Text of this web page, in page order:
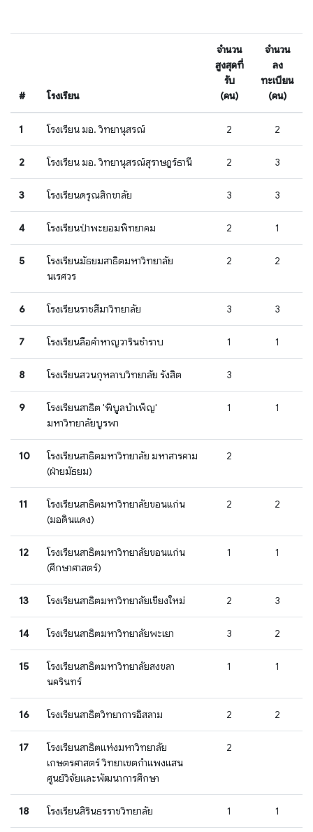
# โรงเรียน
จำนวน
สูงสุดที่
รับ
(คน)
จำนวน
ลง
ทะเบียน
(คน)
1 โรงเรียน มอ. วิทยานุสรณ์ 2 2
2 โรงเรียน มอ. วิทยานุสรณ์สุราษฎร์ธานี 2 3
3 โรงเรียนดรุณสิกขาลัย 3 3
4 โรงเรียนป่าพะยอมพิทยาคม 2 1
5
โรงเรียนมัธยมสาธิตมหาวิทยาลัย
นเรศวร
2 2
6 โรงเรียนราชสีมาวิทยาลัย 3 3
7 โรงเรียนลือคําหาญวารินชําราบ 1 1
8 โรงเรียนสวนกุหลาบวิทยาลัย รังสิต 3
9
โรงเรียนสาธิต 'พิบูลบำเพ็ญ'
มหาวิทยาลัยบูรพา
1 1
10
โรงเรียนสาธิตมหาวิทยาลัย มหาสารคาม
(ฝ่ายมัธยม)
2
11
โรงเรียนสาธิตมหาวิทยาลัยขอนแก่น
(มอดินแดง)
2 2
12
โรงเรียนสาธิตมหาวิทยาลัยขอนแก่น
(ศึกษาศาสตร์)
1 1
13 โรงเรียนสาธิตมหาวิทยาลัยเชียงใหม่ 2 3
14 โรงเรียนสาธิตมหาวิทยาลัยพะเยา 3 2
15
โรงเรียนสาธิตมหาวิทยาลัยสงขลา
นครินทร์
1 1
16 โรงเรียนสาธิตวิทยาการอิสลาม 2 2
17
โรงเรียนสาธิตแห่งมหาวิทยาลัย
เกษตรศาสตร์ วิทยาเขตกำแพงแสน
ศูนย์วิจัยและพัฒนาการศึกษา
2
18 โรงเรียนสิรินธรราชวิทยาลัย 1 1